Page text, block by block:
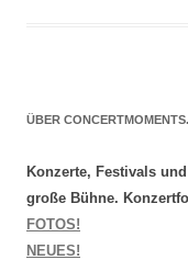
ÜBER
Konzerte, Festivals
große Bühne.
FOTOS!
NEUES!